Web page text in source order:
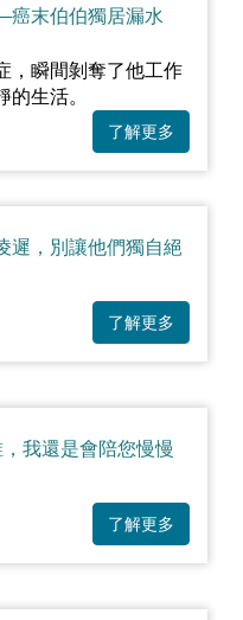
末伯伯獨居漏水
，瞬間剝奪了他工作
生活。
了解更多
遲，別讓他們獨自絕
了解更多
我還是會陪您慢慢
了解更多